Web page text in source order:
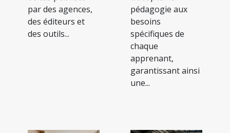
par des agences,
des éditeurs et
des outils...
pédagogie aux
besoins
spécifiques de
chaque
apprenant,
garantissant ainsi
une...